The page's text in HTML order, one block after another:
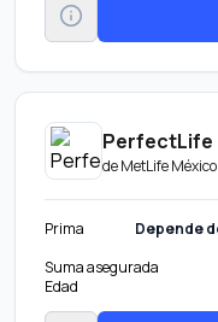
PerfectLife
deMetLife México
Prima
Depende
Suma asegurada
Edad